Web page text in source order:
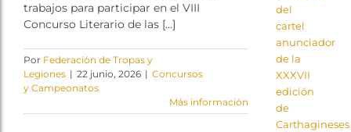
trabajos para participar en el VIII
Concurso Literario de las […]
Por Federación de Tropas y
Legiones | 22 junio, 2026 | Concursos
y Campeonatos
Más información
del
cartel
anunciador
de la
XXXVII
edición
de
Carthagineses